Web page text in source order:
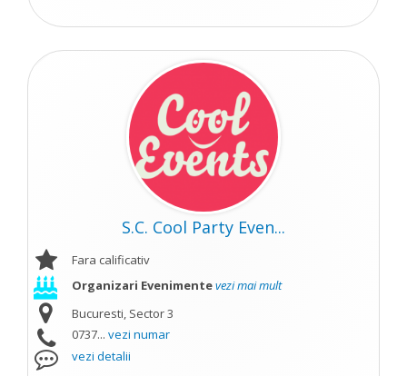
S.C. Cool Party Even...
Fara calificativ
Organizari Evenimentevezi mai mult
Bucuresti, Sector 3
0737... vezi numar
vezi detalii